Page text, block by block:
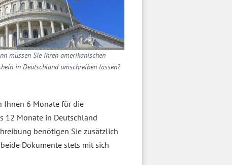
müssen Sie Ihren amerikanischen
in Deutschland umschreiben lassen?
Ihnen 6 Monate für die
12 Monate in Deutschland
benötigen Sie zusätzlich
Dokumente stets mit sich